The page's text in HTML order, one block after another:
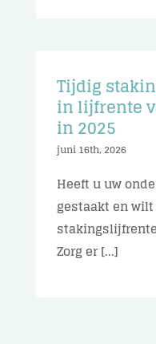
Tijdig
in lijfrente
in 2025
juni 16th, 2026
Heeft u uw
gestaakt en
Zorg er [...]